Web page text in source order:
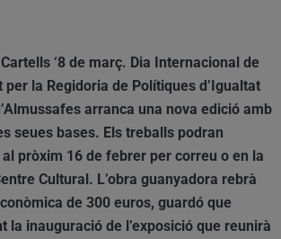
‘8 de març. Dia Internacional de
per la Regidoria de Polítiques d’Igualtat
arranca una nova edició amb
seues bases. Els treballs podran
pròxim 16 de febrer per correu o en la
Cultural. L’obra guanyadora rebrà
de 300 euros, guardó que
la inauguració de l’exposició que reunirà